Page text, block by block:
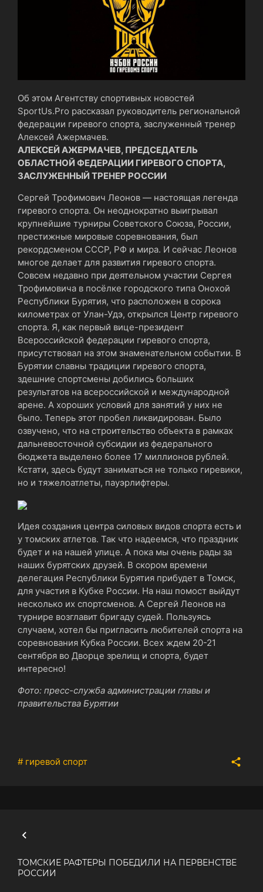
Об этом Агентству спортивных новостей
SportUs.Рro рассказал руководитель региональной
федерации гиревого спорта, заслуженный тренер
Алексей Ажермачев.
АЛЕКСЕЙ АЖЕРМАЧЕВ, ПРЕДСЕДАТЕЛЬ
ОБЛАСТНОЙ ФЕДЕРАЦИИ ГИРЕВОГО СПОРТА,
ЗАСЛУЖЕННЫЙ ТРЕНЕР РОССИИ
Сергей Трофимович Леонов — настоящая легенда
гиревого спорта. Он неоднократно выигрывал
крупнейшие турниры Советского Союза, России,
престижные мировые соревнования, был
рекордсменом СССР, РФ и мира. И сейчас Леонов
многое делает для развития гиревого спорта.
Совсем недавно при деятельном участии Сергея
Трофимовича в посёлке городского типа Онохой
Республики Бурятия, что расположен в сорока
километрах от Улан-Удэ, открылся Центр гиревого
спорта. Я, как первый вице-президент
Всероссийской федерации гиревого спорта,
присутствовал на этом знаменательном событии. В
Бурятии славны традиции гиревого спорта,
здешние спортсмены добились больших
результатов на всероссийской и международной
арене. А хороших условий для занятий у них не
было. Теперь этот пробел ликвидирован. Было
озвучено, что на строительство объекта в рамках
дальневосточной субсидии из федерального
бюджета выделено более 17 миллионов рублей.
Кстати, здесь будут заниматься не только гиревики,
но и тяжелоатлеты, пауэрлифтеры.
Идея создания центра силовых видов спорта есть и
у томских атлетов. Так что надеемся, что праздник
будет и на нашей улице. А пока мы очень рады за
наших бурятских друзей. В скором времени
делегация Республики Бурятия прибудет в Томск,
для участия в Кубке России. На наш помост выйдут
несколько их спортсменов. А Сергей Леонов на
турнире возглавит бригаду судей. Пользуясь
случаем, хотел бы пригласить любителей спорта на
соревнования Кубка России. Всех ждем 20-21
сентября во Дворце зрелищ и спорта, будет
интересно!
Фото: пресс-служба администрации главы и
правительства Бурятии
# гиревой спорт
ТОМСКИЕ РАФТЕРЫ ПОБЕДИЛИ НА ПЕРВЕНСТВЕ
РОССИИ